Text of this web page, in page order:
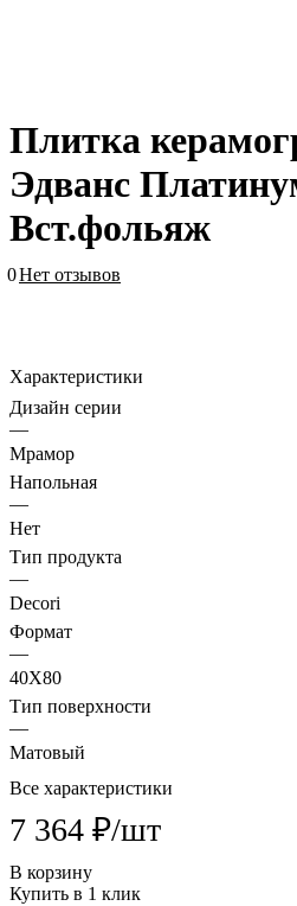
Плитка
Эдванс
Вст.фольяж
0Нет отзывов
Характеристики
Дизайн серии
—
Мрамор
Напольная
—
Нет
Тип продукта
—
Decori
Формат
—
40X80
Тип поверхности
—
Матовый
Все характеристики
7 364 ₽/шт
В корзину
Купить в 1 клик